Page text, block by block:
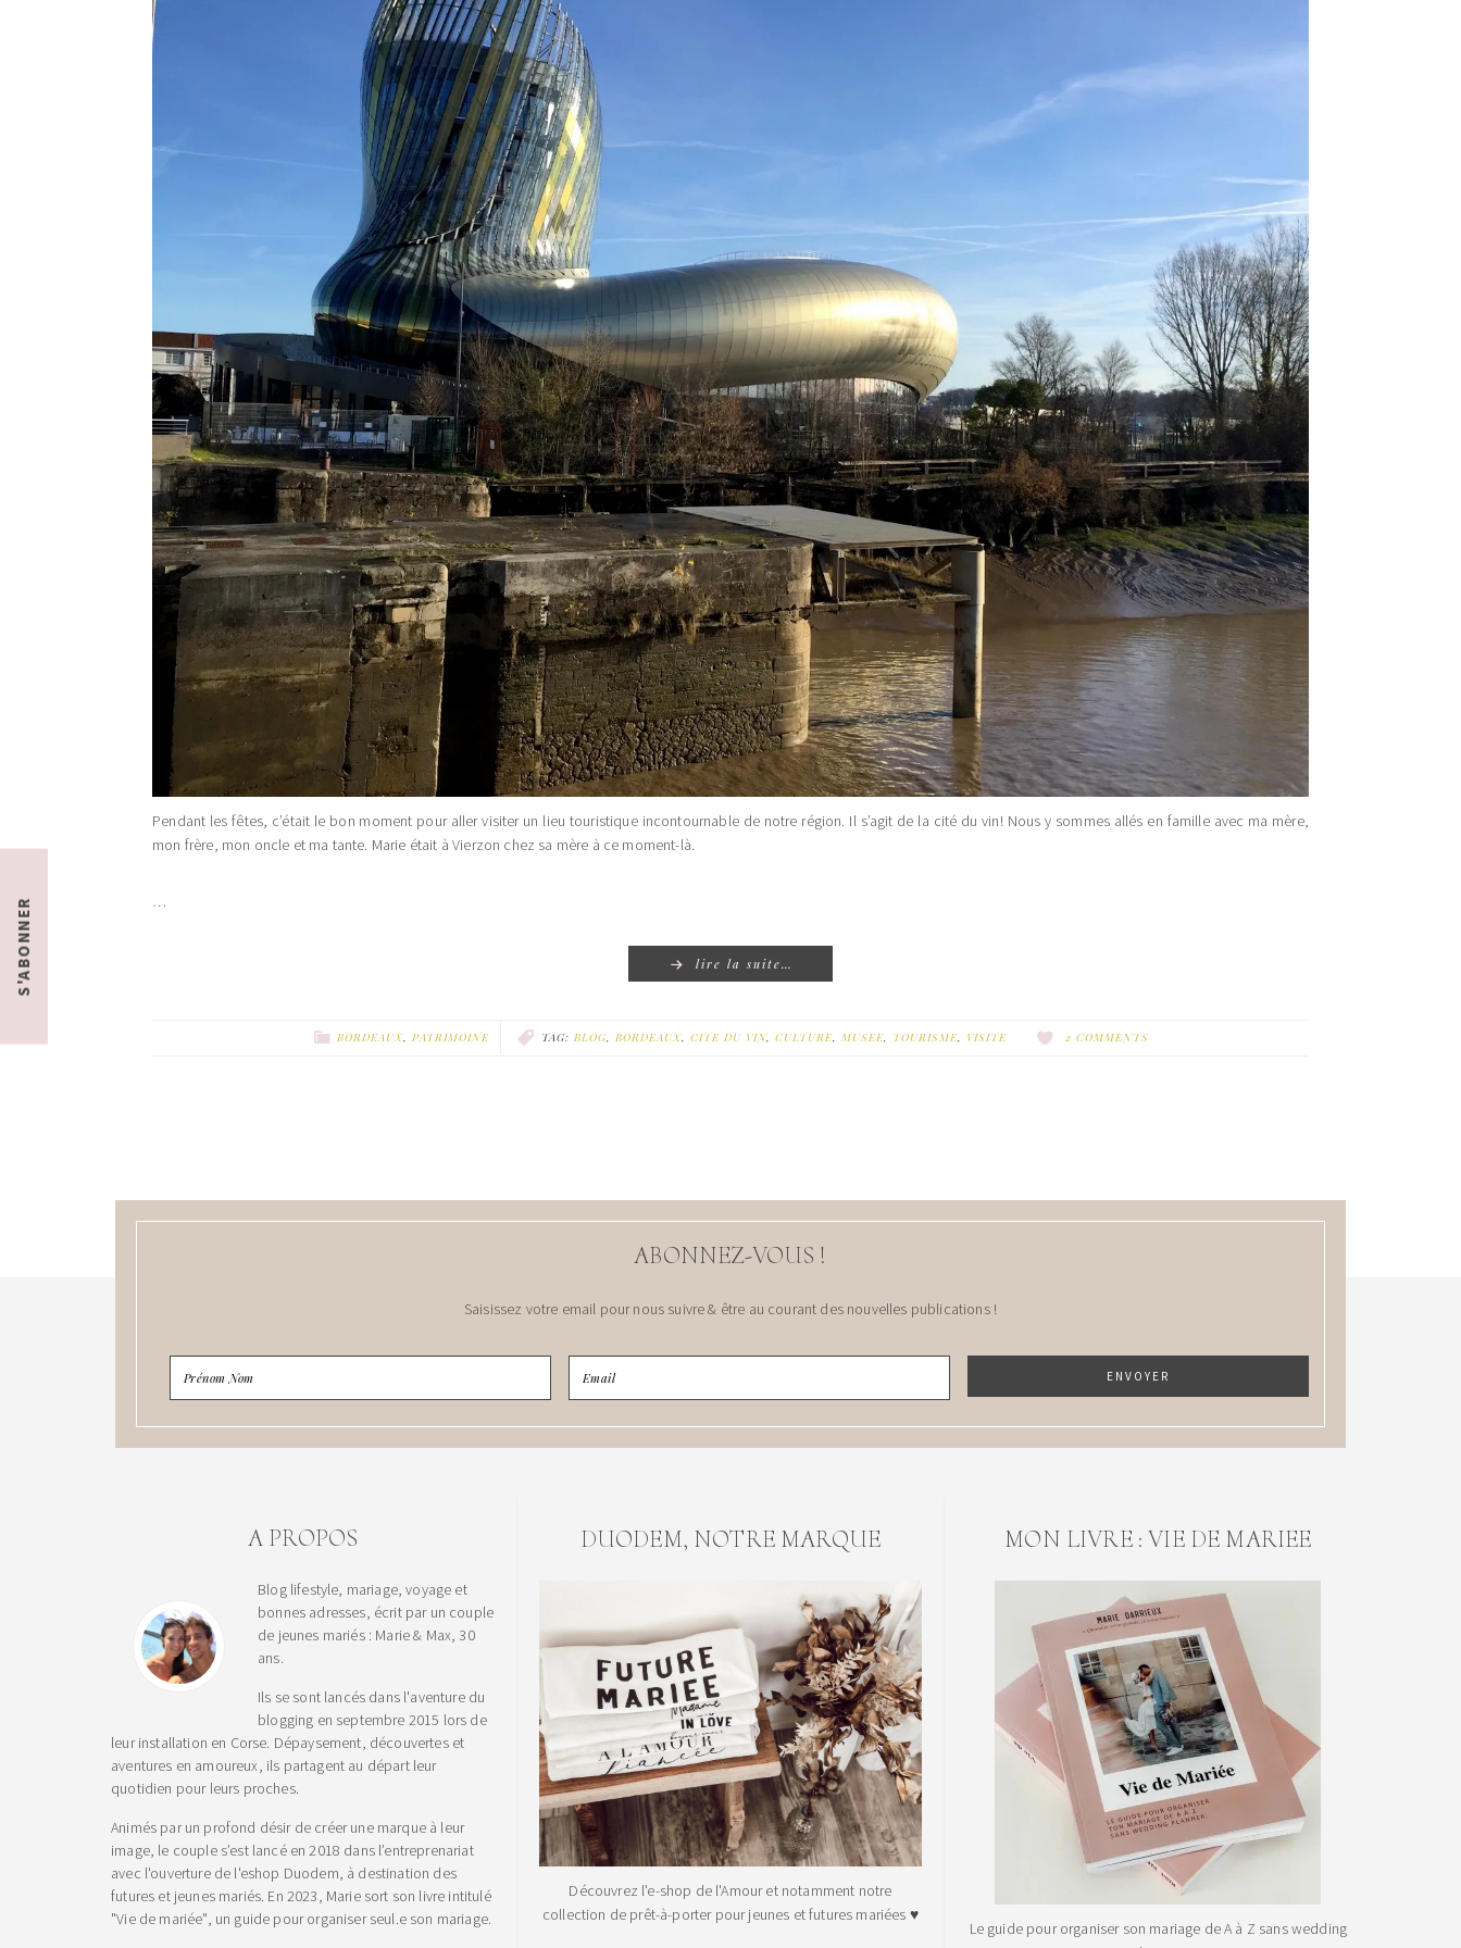
Pendant les fêtes, c’était le bon moment pour aller visiter un lieu touristique incontournable de notre région. Il s’agit de la cité du vin! Nous y sommes allés en famille avec ma mère,
mon frère, mon oncle et ma tante. Marie était à Vierzon chez sa mère à ce moment-là.
…
lire la suite…
BORDEAUX, PATRIMOINE TAG: BLOG, BORDEAUX, CITE DU VIN, CULTURE, MUSEE, TOURISME, VISITE 2 COMMENTS
ABONNEZ-VOUS !
Saisissez votre email pour nous suivre & être au courant des nouvelles publications !
A PROPOS
Blog lifestyle, mariage, voyage et
bonnes adresses, écrit par un couple
de jeunes mariés : Marie & Max, 30
ans.
Ils se sont lancés dans l'aventure du
blogging en septembre 2015 lors de
leur installation en Corse. Dépaysement, découvertes et
aventures en amoureux, ils partagent au départ leur
quotidien pour leurs proches.
Animés par un profond désir de créer une marque à leur
image, le couple s’est lancé en 2018 dans l’entreprenariat
avec l'ouverture de l'eshop Duodem, à destination des
futures et jeunes mariés. En 2023, Marie sort son livre intitulé
"Vie de mariée", un guide pour organiser seul.e son mariage.
DUODEM, NOTRE MARQUE
Découvrez l'e-shop de l'Amour et notamment notre
collection de prêt-à-porter pour jeunes et futures mariées ♥
MON LIVRE : VIE DE MARIEE
Le guide pour organiser son mariage de A à Z sans wedding
S'ABONNER